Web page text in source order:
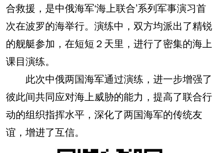
合救援，是中俄海军‘海上联合’系列军事演习首
次在波罗的海举行。演练中，双方均派出了精锐
的舰艇参加，在短短２天里，进行了密集的海上
课目演练。
此次中俄两国海军通过演练，进一步增强了
彼此间共同应对海上威胁的能力，提高了联合行
动的组织指挥水平，深化了两国海军的传统友
谊，增进了互信。